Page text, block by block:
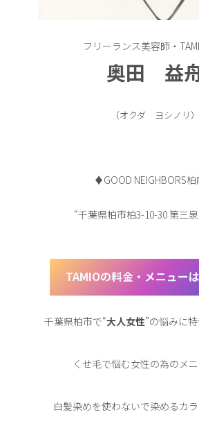
フリーランス美容師・
奥田 益
（オクダ ヨシノリ）
♦︎GOOD NEIGHBORS
“千葉県柏市柏3-10-30 第三
TAMIOの料金・メニュー
千葉県柏市で“大人女性”の悩みに
くせ毛で悩む女性の為のメ
白髪染めを使わないで染めるカ